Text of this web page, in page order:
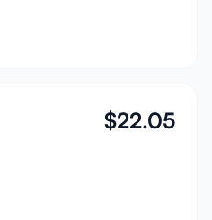
$22.05